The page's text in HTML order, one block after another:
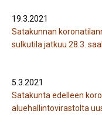
19.3.2021
Satakunnan
sulkutila jatkuu 28.3.
5.3.2021
Satakunta edelleen
aluehallintovirastolta